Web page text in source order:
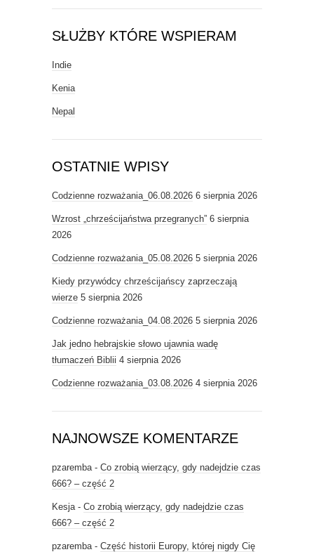
SŁUŻBY KTÓRE WSPIERAM
Indie
Kenia
Nepal
OSTATNIE WPISY
Codzienne rozważania_06.08.2026 6 sierpnia 2026
Wzrost „chrześcijaństwa przegranych” 6 sierpnia
2026
Codzienne rozważania_05.08.2026 5 sierpnia 2026
Kiedy przywódcy chrześcijańscy zaprzeczają
wierze 5 sierpnia 2026
Codzienne rozważania_04.08.2026 5 sierpnia 2026
Jak jedno hebrajskie słowo ujawnia wadę
tłumaczeń Biblii 4 sierpnia 2026
Codzienne rozważania_03.08.2026 4 sierpnia 2026
NAJNOWSZE KOMENTARZE
pzaremba- Co zrobią wierzący, gdy nadejdzie czas
666? – część 2
Kesja- Co zrobią wierzący, gdy nadejdzie czas
666? – część 2
pzaremba- Część historii Europy, której nigdy Cię